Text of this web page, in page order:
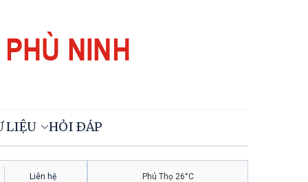
LIỆU HỎI ĐÁP
Liên hệ Phú Thọ 26°C